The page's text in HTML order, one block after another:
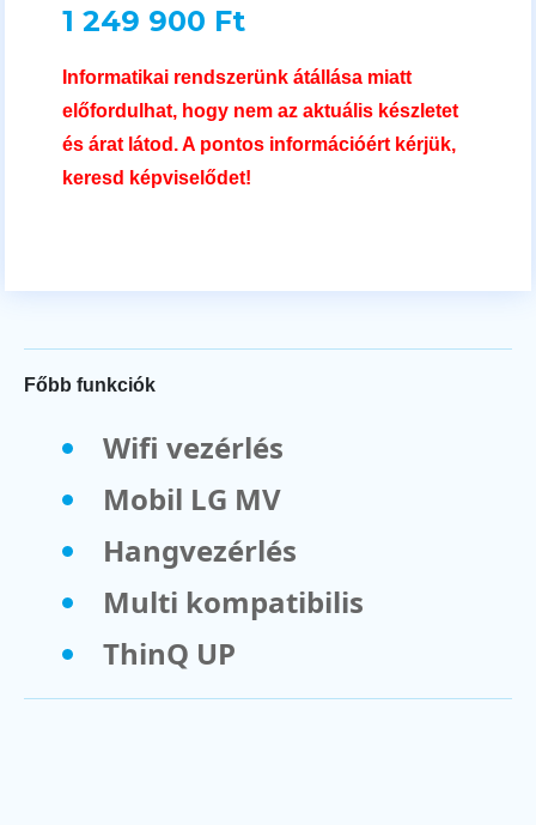
1 249 900 Ft
Informatikai rendszerünk átállása miatt
előfordulhat, hogy nem az aktuális készletet
és árat látod. A pontos információért kérjük,
keresd képviselődet!
Főbb funkciók
Wifi vezérlés
Mobil LG MV
Hangvezérlés
Multi kompatibilis
ThinQ UP